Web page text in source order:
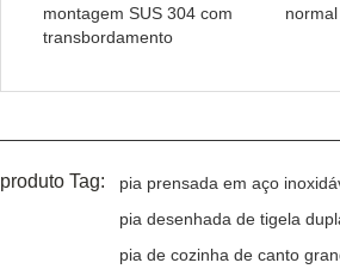
montagem SUS 304 com
transbordamento
produto Tag:
pia prensada em aço
pia desenhada de tigela
pia de cozinha de canto